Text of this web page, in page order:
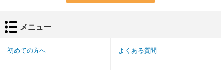
メニュー
初めての方へ よくある質問